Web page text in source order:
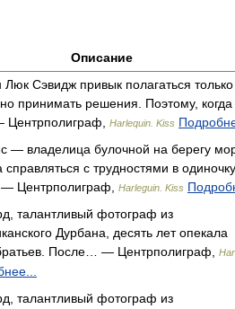
Описание
Люк Сэвидж привык полагаться
принимать решения. Поэтому, когда
Harlequin. Kiss
— владелица булочной на берегу
с трудностями в одиночку.
Центрполиграф,
Harleguin. Kiss
талантливый фотограф из
Дурбана, десять лет опекала
После… — Центрполиграф,
талантливый фотограф из